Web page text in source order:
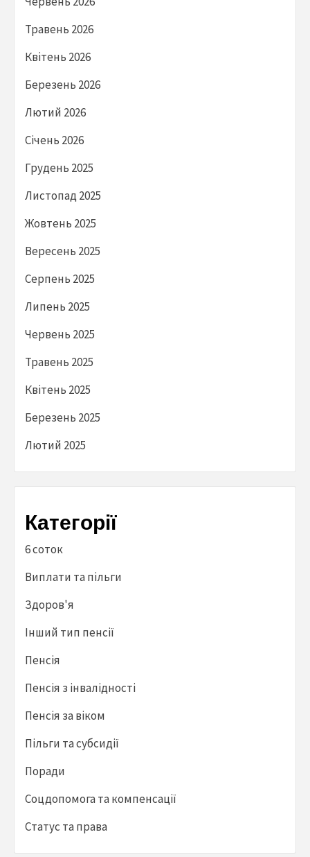
Травень 2026
Квітень 2026
Березень 2026
Лютий 2026
Січень 2026
Грудень 2025
Листопад 2025
Жовтень 2025
Вересень 2025
Серпень 2025
Липень 2025
Червень 2025
Травень 2025
Квітень 2025
Березень 2025
Лютий 2025
Категорії
6 соток
Виплати та пільги
Здоров'я
Інший тип пенсії
Пенсія
Пенсія з інвалідності
Пенсія за віком
Пільги та субсидії
Поради
Соцдопомога та компенсації
Статус та права